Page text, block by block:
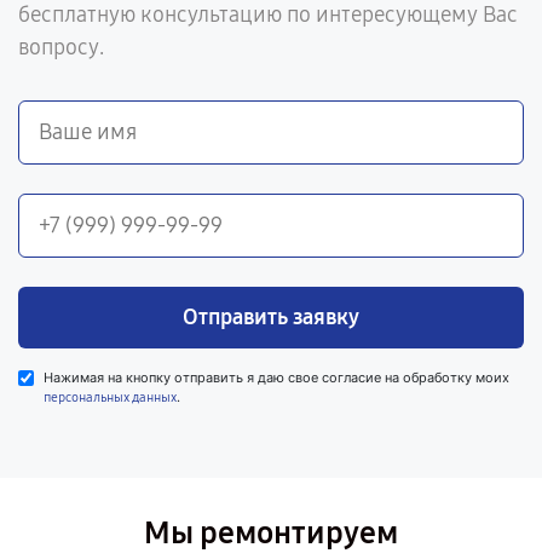
бесплатную консультацию по интересующему Вас
вопросу.
Отправить заявку
Нажимая на кнопку отправить я даю свое согласие на обработку моих
персональных данных.
Мы ремонтируем